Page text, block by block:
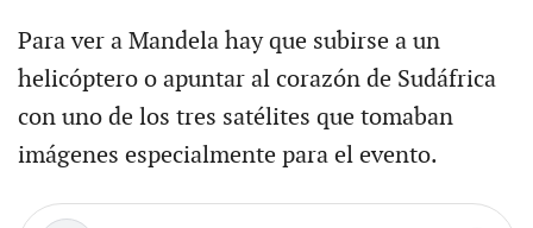
Para ver a Mandela hay que subirse a un
helicóptero o apuntar al corazón de Sudáfrica
con uno de los tres satélites que tomaban
imágenes especialmente para el evento.